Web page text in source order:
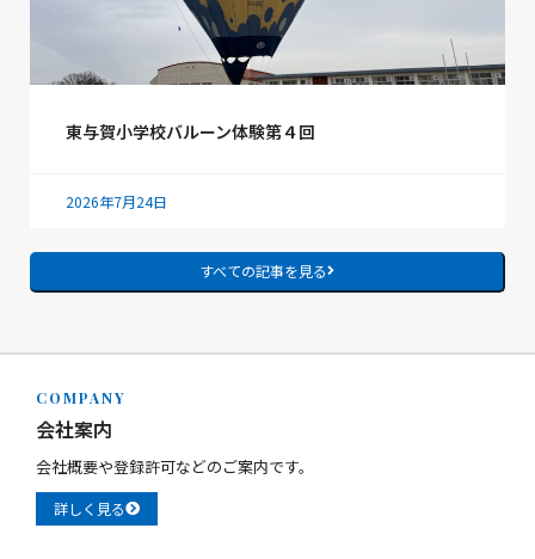
東与賀小学校バルーン体験第４回
2026年7月24日
すべての記事を見る
COMPANY
会社案内
会社概要や登録許可などのご案内です。
詳しく見る